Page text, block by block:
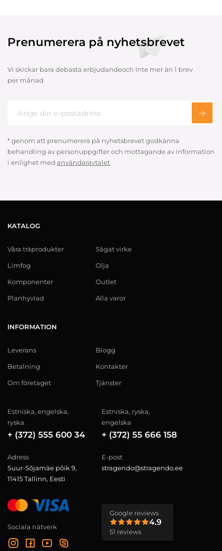
Prenumerera på nyhetsbrevet
Vi skickar bara debästa erbjudandeoch Inte mer än 1 brev
per månad
* genom att prenumerera på nyhetsbrevet godkänna
behandling av personuppgifter och mottagande av information
i enlighet med användaravtalet
KATALOG
Våra träprodukter
Limfog
Komponenter
Planhyvlad
Sågat virke
Olja
Outlet
Alla varor
INFORMATION
Leverans
Betalning
Om företaget
Blogg
Kontakter
Tjänster
Estniska, engelska,
ryska
+ (372) 555 600 34
Estniska, ryska,
engelska
+ (372) 55 666 158
Adress
Suur-Sõjamäe põik 9,
11415 Tallinn, Eesti
E-post
stragendo@stragendo.ee
Sociala nätverk
Google reviews
4.9
51 reviews